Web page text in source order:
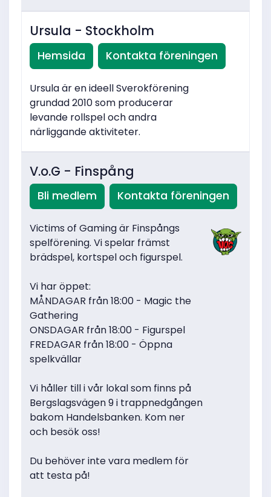
Ursula - Stockholm
Hemsida Kontakta föreningen
Ursula är en ideell Sverokförening
grundad 2010 som producerar
levande rollspel och andra
närliggande aktiviteter.
V.o.G - Finspång
Bli medlem Kontakta föreningen
Victims of Gaming är Finspångs
spelförening. Vi spelar främst
brädspel, kortspel och figurspel.
Vi har öppet:
MÅNDAGAR från 18:00 - Magic the
Gathering
ONSDAGAR från 18:00 - Figurspel
FREDAGAR från 18:00 - Öppna
spelkvällar
Vi håller till i vår lokal som finns på
Bergslagsvägen 9 i trappnedgången
bakom Handelsbanken. Kom ner
och besök oss!
Du behöver inte vara medlem för
att testa på!